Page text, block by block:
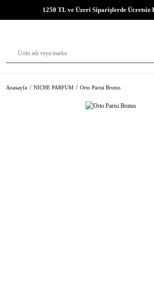
1250 TL ve Üzeri Siparişlerde Ücretsiz
Anasayfa NICHE PARFUM Orto Parisi Brutus